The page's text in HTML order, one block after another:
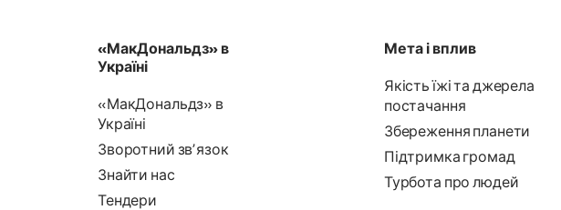
«МакДональдз» в
Україні
«МакДональдз» в
Україні
Зворотний звʼязок
Знайти нас
Тендери
Мета і вплив
Якість їжі та джерела
постачання
Збереження планети
Підтримка громад
Турбота про людей